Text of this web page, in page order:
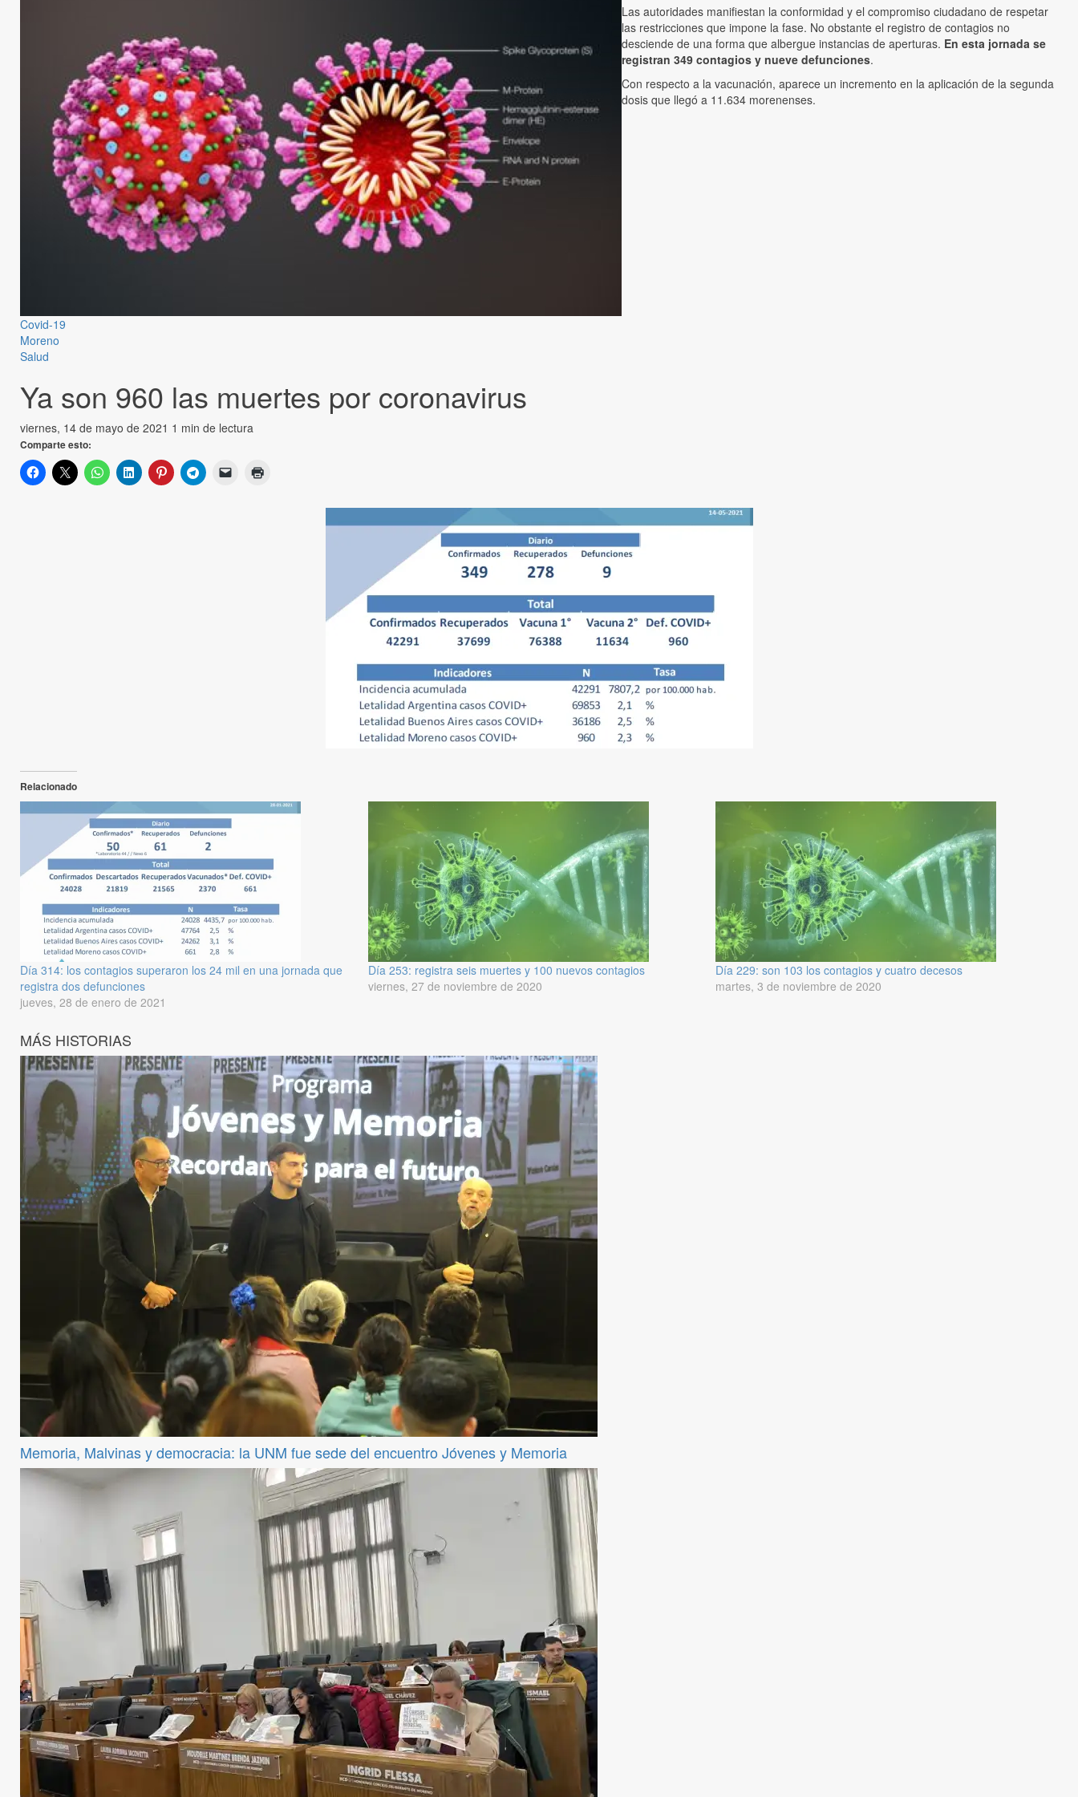
Covid-19
Moreno
Salud
Ya son 960 las muertes por coronavirus
viernes, 14 de mayo de 2021 1 min de lectura
Comparte esto:
Las autoridades manifiestan la conformidad y el compromiso ciudadano de respetar
las restricciones que impone la fase. No obstante el registro de contagios no
desciende de una forma que albergue instancias de aperturas. En esta jornada se
registran 349 contagios y nueve defunciones.
Con respecto a la vacunación, aparece un incremento en la aplicación de la segunda
dosis que llegó a 11.634 morenenses.
Relacionado
Día 314: los contagios superaron los 24 mil en una jornada que
registra dos defunciones
jueves, 28 de enero de 2021
Día 253: registra seis muertes y 100 nuevos contagios
viernes, 27 de noviembre de 2020
Día 229: son 103 los contagios y cuatro decesos
martes, 3 de noviembre de 2020
MÁS HISTORIAS
Memoria, Malvinas y democracia: la UNM fue sede del encuentro Jóvenes y Memoria